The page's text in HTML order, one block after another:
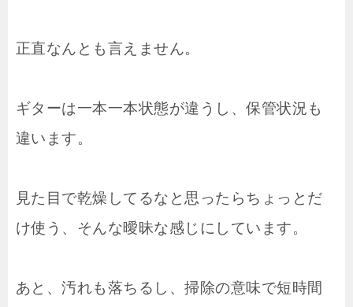
正直なんとも言えません。
ギターは一本一本状態が違うし、保管状況も
違います。
見た目で乾燥してるなと思ったらちょっとだ
け使う、そんな曖昧な感じにしています。
あと、汚れも落ちるし、掃除の意味で短時間